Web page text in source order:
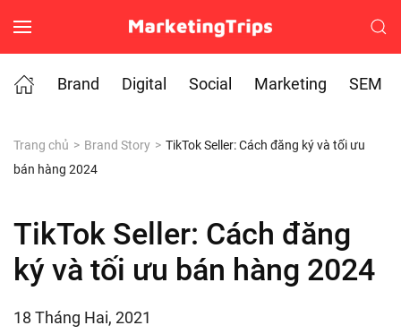
Skip to main content
Brand
Digital Social Marketing SEM
Trang chủ Brand Story
TikTok Seller: Cách đăng ký và tối ưu
bán hàng 2024
TikTok Seller: Cách đăng
ký và tối ưu bán hàng 2024
18 Tháng Hai, 2021